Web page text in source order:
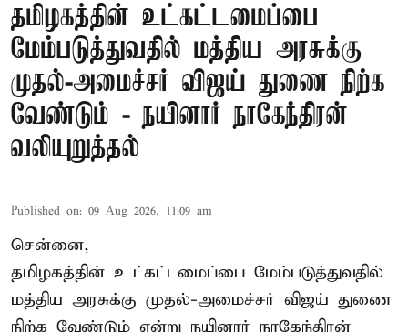
தமிழகத்தின் உட்கட்டமைப்பை
மேம்படுத்துவதில் மத்திய அரசுக்கு
முதல்-அமைச்சர் விஜய் துணை நிற்க
வேண்டும் - நயினார் நாகேந்திரன்
வலியுறுத்தல்
Published on: 09 Aug 2026, 11:09 am
சென்னை,
தமிழகத்தின் உட்கட்டமைப்பை மேம்படுத்துவதில்
மத்திய அரசுக்கு முதல்-அமைச்சர் விஜய் துணை
நிற்க வேண்டும் என்று நயினார் நாகேந்திரன்